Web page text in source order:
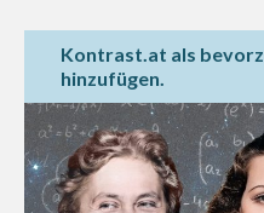
Kontrast.at als
hinzufügen.